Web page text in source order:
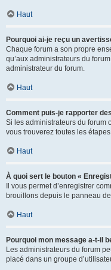
Haut
Pourquoi ai-je reçu un
Chaque forum a son propre
qu’aux administrateurs du
administrateur du forum.
Haut
Comment puis-je rapporter
Si les administrateurs du forum
vous trouverez toutes les
Haut
À quoi sert le bouton «
Il vous permet d’enregistrer
brouillons depuis le panneau
Haut
Pourquoi mon message a-t-il
Les administrateurs du forum
placé dans un groupe